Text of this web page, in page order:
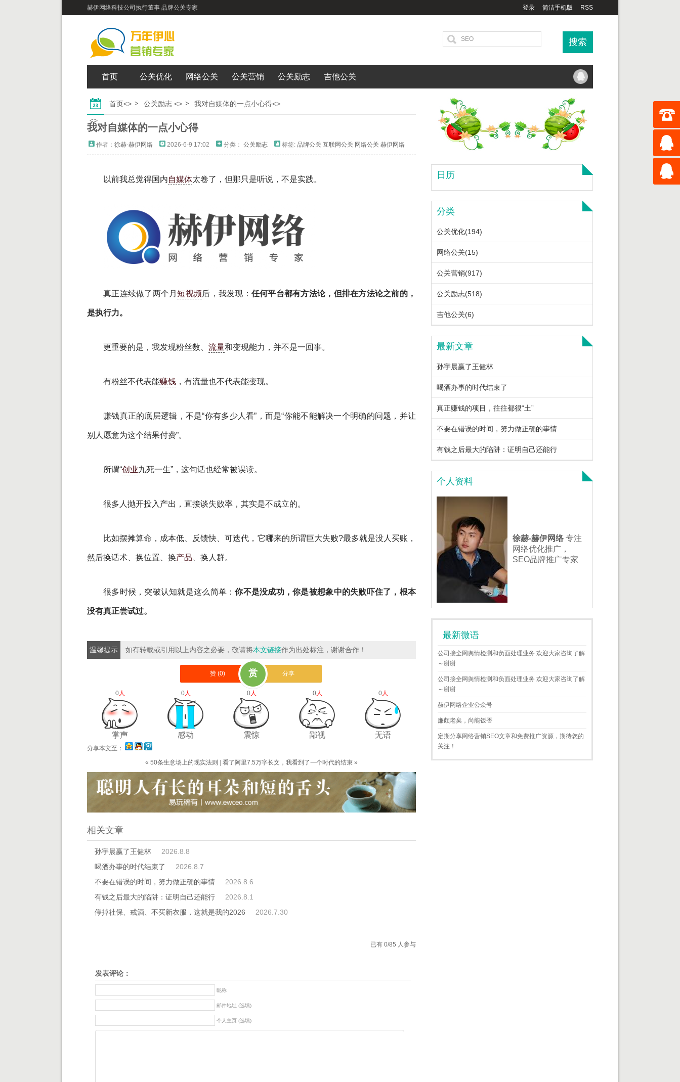
赫伊网络科技公司执行董事 品牌公关专家 登录 简洁手机版 RSS
首页 公关优化 网络公关 公关营销 公关励志 吉他公关
<>
首页<> 公关励志 <> 我对自媒体的一点小心得<>
我对自媒体的一点小心得
作者： 徐赫-赫伊网络 2026-6-9 17:02 分类： 公关励志 标签: 品牌公关 互联网公关 网络公关 赫伊网络
以前我总觉得国内自媒体太卷了，但那只是听说，不是实践。
真正连续做了两个月短视频后，我发现： 任何平台都有方法论，但排在方法论之前的，
是执行力。
更重要的是，我发现粉丝数、 流量和变现能力，并不是一回事。
有粉丝不代表能赚钱 ，有流量也不代表能变现。
赚钱真正的底层逻辑，不是“你有多少人看”，而是“你能不能解决一个明确的问题，并让
别人愿意为这个结果付费”。
所谓“创业九死一生”，这句话也经常被误读。
很多人抛开投入产出，直接谈失败率，其实是不成立的。
比如摆摊算命，成本低、反馈快、可迭代，它哪来的所谓巨大失败?最多就是没人买账，
然后换话术、换位置、换产品 、换人群。
很多时候，突破认知就是这么简单：你不是没成功，你是被想象中的失败吓住了，根本
没有真正尝试过。
温馨提示 如有转载或引用以上内容之必要，敬请将本文链接作为出处标注，谢谢合作！
赞 (0) 赏 分享
0人
掌声
0人
感动
0人
震惊
0人
鄙视
0人
无语
分享本文至：
« 50条生意场上的现实法则 看了阿里7.5万字长文，我看到了一个时代的结束 »
相关文章
孙宇晨赢了王健林
2026.8.8
喝酒办事的时代结束了
2026.8.7
不要在错误的时间，努力做正确的事情
2026.8.6
有钱之后最大的陷阱：证明自己还能行
2026.8.1
停掉社保、戒酒、不买新衣服，这就是我的2026
2026.7.30
已有 0/85 人参与
发表评论：
昵称
邮件地址 (选填)
个人主页 (选填)
日历
分类
公关优化(194)
网络公关(15)
公关营销(917)
公关励志(518)
吉他公关(6)
最新文章
孙宇晨赢了王健林
喝酒办事的时代结束了
真正赚钱的项目，往往都很“土”
不要在错误的时间，努力做正确的事情
有钱之后最大的陷阱：证明自己还能行
个人资料
徐赫-赫伊网络专注
网络优化推广，
SEO品牌推广专家
最新微语
公司接全网舆情检测和负面处理业务 欢迎大家咨询了解
～谢谢
公司接全网舆情检测和负面处理业务 欢迎大家咨询了解
～谢谢
赫伊网络企业公众号
廉颇老矣，尚能饭否
定期分享网络营销SEO文章和免费推广资源，期待您的
关注！